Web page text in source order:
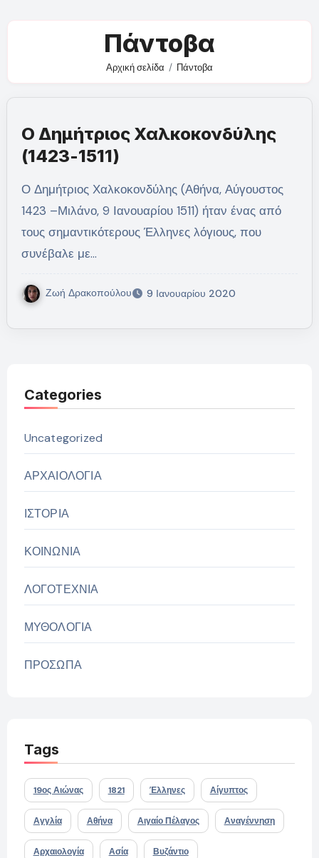
Πάντοβα
Αρχική σελίδα Πάντοβα
Ο Δημήτριος Χαλκοκονδύλης
(1423-1511)
Ο Δημήτριος Χαλκοκονδύλης (Αθήνα, Αύγουστος
1423 –Μιλάνο, 9 Ιανουαρίου 1511) ήταν ένας από
τους σημαντικότερους Έλληνες λόγιους, που
συνέβαλε με…
Ζωή Δρακοπούλου 9 Ιανουαρίου 2020
Categories
Uncategorized
ΑΡΧΑΙΟΛΟΓΙΑ
ΙΣΤΟΡΙΑ
ΚΟΙΝΩΝΙΑ
ΛΟΓΟΤΕΧΝΙΑ
ΜΥΘΟΛΟΓΙΑ
ΠΡΟΣΩΠΑ
Tags
19ος Αιώνας 1821 Έλληνες Αίγυπτος
Αγγλία Αθήνα Αιγαίο Πέλαγος Αναγέννηση
Αρχαιολογία Ασία Βυζάντιο